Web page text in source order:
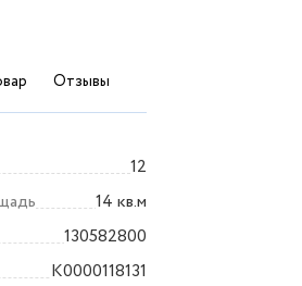
Отзывы
12
14 кв.м
130582800
K0000118131